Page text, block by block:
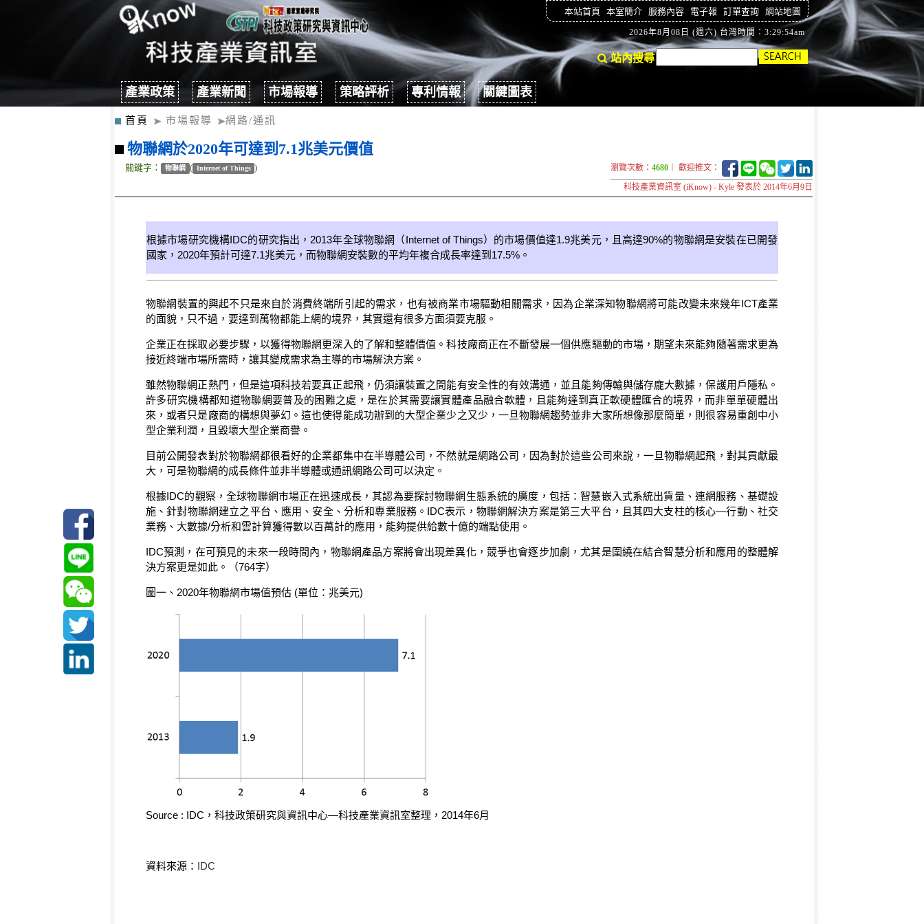
本站首頁 本室簡介 服務內容 電子報 訂單查詢 網站地圖
2026年8月08日 (週六) 台灣時間：3:29:55am
站內搜尋
產業政策 產業新聞 市場報導 策略評析 專利情報 關鍵圖表
首頁 市場報導 網路/通訊
物聯網於2020年可達到7.1兆美元價值
關鍵字： 物聯網 ( Internet of Things ) 瀏覽次數： 4680 ｜ 歡迎推文：
科技產業資訊室 (iKnow) - Kyle 發表於 2014年6月9日
根據市場研究機構IDC的研究指出，2013年全球物聯網（Internet of Things）的市場價值達1.9兆美元，且高達90%的物聯網是安裝在已開發
國家，2020年預計可達7.1兆美元，而物聯網安裝數的平均年複合成長率達到17.5%。
物聯網裝置的興起不只是來自於消費終端所引起的需求，也有被商業市場驅動相關需求，因為企業深知物聯網將可能改變未來幾年ICT產業
的面貌，只不過，要達到萬物都能上網的境界，其實還有很多方面須要克服。
企業正在採取必要步驟，以獲得物聯網更深入的了解和整體價值。科技廠商正在不斷發展一個供應驅動的市場，期望未來能夠隨著需求更為
接近終端市場所需時，讓其變成需求為主導的市場解決方案。
雖然物聯網正熱門，但是這項科技若要真正起飛，仍須讓裝置之間能有安全性的有效溝通，並且能夠傳輸與儲存龐大數據，保護用戶隱私。
許多研究機構都知道物聯網要普及的困難之處，是在於其需要讓實體產品融合軟體，且能夠達到真正軟硬體匯合的境界，而非單單硬體出
來，或者只是廠商的構想與夢幻。這也使得能成功辦到的大型企業少之又少，一旦物聯網趨勢並非大家所想像那麼簡單，則很容易重創中小
型企業利潤，且毀壞大型企業商譽。
目前公開發表對於物聯網都很看好的企業都集中在半導體公司，不然就是網路公司，因為對於這些公司來說，一旦物聯網起飛，對其貢獻最
大，可是物聯網的成長條件並非半導體或通訊網路公司可以決定。
根據IDC的觀察，全球物聯網市場正在迅速成長，其認為要探討物聯網生態系統的廣度，包括：智慧嵌入式系統出貨量、連網服務、基礎設
施、針對物聯網建立之平台、應用、安全、分析和專業服務。IDC表示，物聯網解決方案是第三大平台，且其四大支柱的核心—行動、社交
業務、大數據/分析和雲計算獲得數以百萬計的應用，能夠提供給數十億的端點使用。
IDC預測，在可預見的未來一段時間內，物聯網產品方案將會出現差異化，競爭也會逐步加劇，尤其是圍繞在結合智慧分析和應用的整體解
決方案更是如此。（764字）
圖一、2020年物聯網市場值預估 (單位：兆美元)
Source : IDC，科技政策研究與資訊中心—科技產業資訊室整理，2014年6月
資料來源： IDC